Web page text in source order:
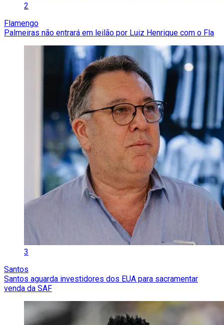
2
Flamengo
Palmeiras não entrará em leilão por Luiz Henrique com o Fla
3
Santos
Santos aguarda investidores dos EUA para sacramentar
venda da SAF